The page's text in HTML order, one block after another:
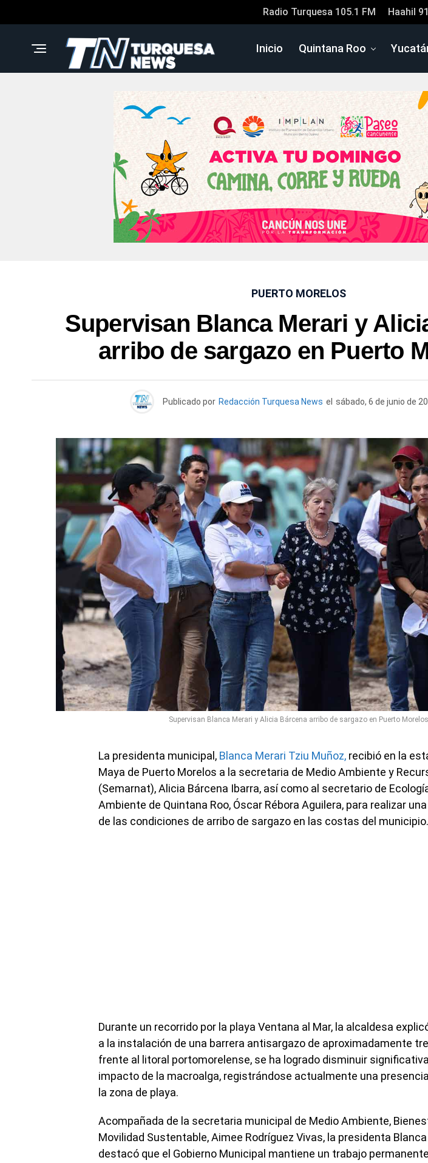
Radio Turquesa 105.1 FM Haahil
Inicio Quintana Roo
PUERTO MORELOS
Supervisan Blanca Merari y
arribo de sargazo en Puerto
Publicado por Redacción Turquesa News el sábado, 6 de junio de
Supervisan Blanca Merari y Alicia Bárcena arribo de sargazo en Puerto Morelos
La presidenta municipal, Blanca Merari Tziu Muñoz, recibió en la
Maya de Puerto Morelos a la secretaria de Medio Ambiente y
(Semarnat), Alicia Bárcena Ibarra, así como al secretario de
Ambiente de Quintana Roo, Óscar Rébora Aguilera, para realizar
de las condiciones de arribo de sargazo en las costas del municipio.
Durante un recorrido por la playa Ventana al Mar, la alcaldesa
a la instalación de una barrera antisargazo de aproximadamente
frente al litoral portomorelense, se ha logrado disminuir
impacto de la macroalga, registrándose actualmente una
la zona de playa.
Acompañada de la secretaria municipal de Medio Ambiente,
Movilidad Sustentable, Aimee Rodríguez Vivas, la presidenta
destacó que el Gobierno Municipal mantiene un trabajo